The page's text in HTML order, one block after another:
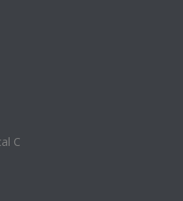
C